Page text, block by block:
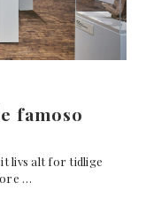
famoso
livs alt for tidlige
…